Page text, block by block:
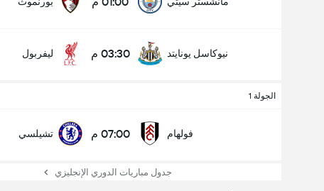
نيوكاسل يونايتد 03:30 م ليفربول
الجولة 1
فولهام 07:00 م تشيلسي
جدول مباريات الدوري الإنجليزي